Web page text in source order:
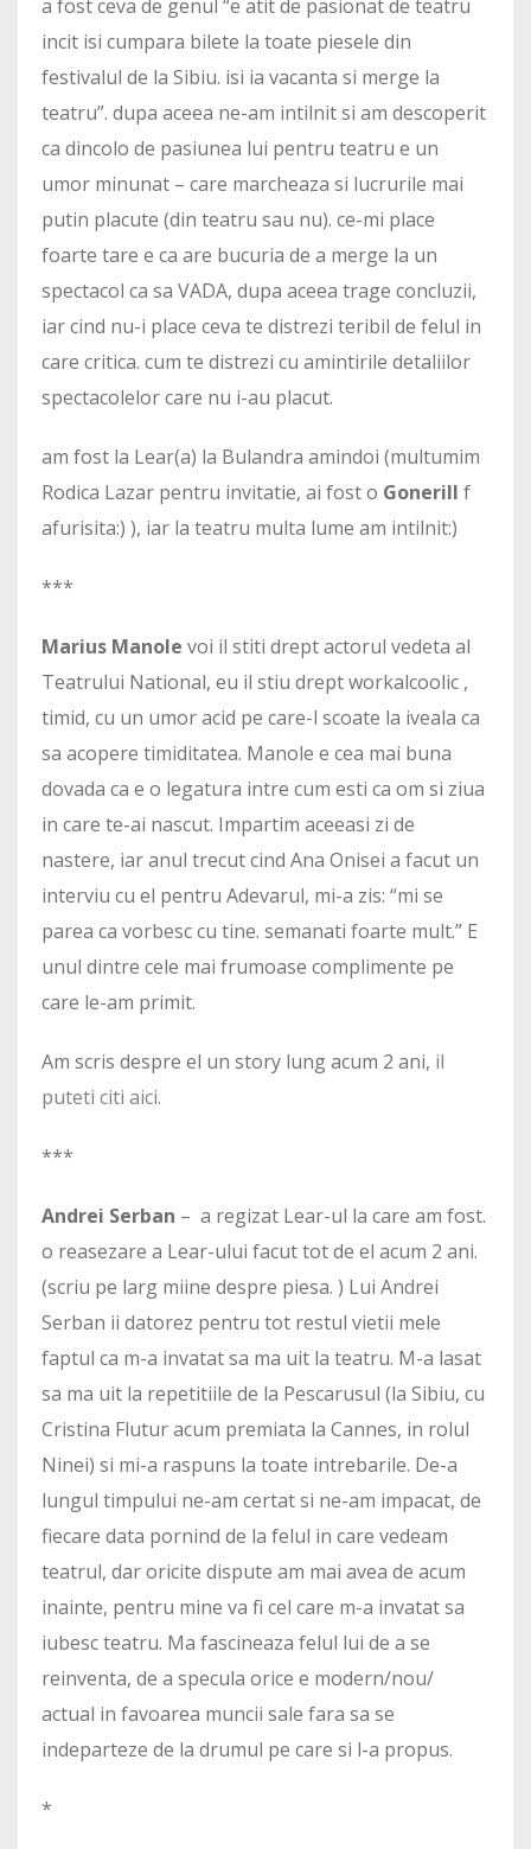
a fost ceva de genul “e atit de pasionat de teatru
incit isi cumpara bilete la toate piesele din
festivalul de la Sibiu. isi ia vacanta si merge la
teatru”. dupa aceea ne-am intilnit si am descoperit
ca dincolo de pasiunea lui pentru teatru e un
umor minunat – care marcheaza si lucrurile mai
putin placute (din teatru sau nu). ce-mi place
foarte tare e ca are bucuria de a merge la un
spectacol ca sa VADA, dupa aceea trage concluzii,
iar cind nu-i place ceva te distrezi teribil de felul in
care critica. cum te distrezi cu amintirile detaliilor
spectacolelor care nu i-au placut.
am fost la Lear(a) la Bulandra amindoi (multumim
Rodica Lazar pentru invitatie, ai fost o Gonerill f
afurisita:) ), iar la teatru multa lume am intilnit:)
***
Marius Manole voi il stiti drept actorul vedeta al
Teatrului National, eu il stiu drept workalcoolic ,
timid, cu un umor acid pe care-l scoate la iveala ca
sa acopere timiditatea. Manole e cea mai buna
dovada ca e o legatura intre cum esti ca om si ziua
in care te-ai nascut. Impartim aceeasi zi de
nastere, iar anul trecut cind Ana Onisei a facut un
interviu cu el pentru Adevarul, mi-a zis: “mi se
parea ca vorbesc cu tine. semanati foarte mult.” E
unul dintre cele mai frumoase complimente pe
care le-am primit.
Am scris despre el un story lung acum 2 ani, il
puteti citi aici.
***
Andrei Serban – a regizat Lear-ul la care am fost.
o reasezare a Lear-ului facut tot de el acum 2 ani.
(scriu pe larg miine despre piesa. ) Lui Andrei
Serban ii datorez pentru tot restul vietii mele
faptul ca m-a invatat sa ma uit la teatru. M-a lasat
sa ma uit la repetitiile de la Pescarusul (la Sibiu, cu
Cristina Flutur acum premiata la Cannes, in rolul
Ninei) si mi-a raspuns la toate intrebarile. De-a
lungul timpului ne-am certat si ne-am impacat, de
fiecare data pornind de la felul in care vedeam
teatrul, dar oricite dispute am mai avea de acum
inainte, pentru mine va fi cel care m-a invatat sa
iubesc teatru. Ma fascineaza felul lui de a se
reinventa, de a specula orice e modern/nou/
actual in favoarea muncii sale fara sa se
indeparteze de la drumul pe care si l-a propus.
*